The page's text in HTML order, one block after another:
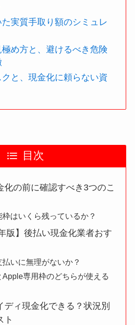
実質手取り額のシミュレ
め方と、避けるべき危険
と、現金化に頼らない資
目次
化の前に確認すべき3つのこ
枠はいくら残っているか？
版】後払い現金化業者おす
払いに無理がないか？
Apple専用枠のどちらが使える
ディ現金化できる？状況別
ト